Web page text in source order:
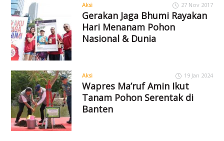
Aksi 27 Nov 2017
Gerakan Jaga Bhumi Rayakan
Hari Menanam Pohon
Nasional & Dunia
Aksi 19 Jan 2024
Wapres Ma’ruf Amin Ikut
Tanam Pohon Serentak di
Banten